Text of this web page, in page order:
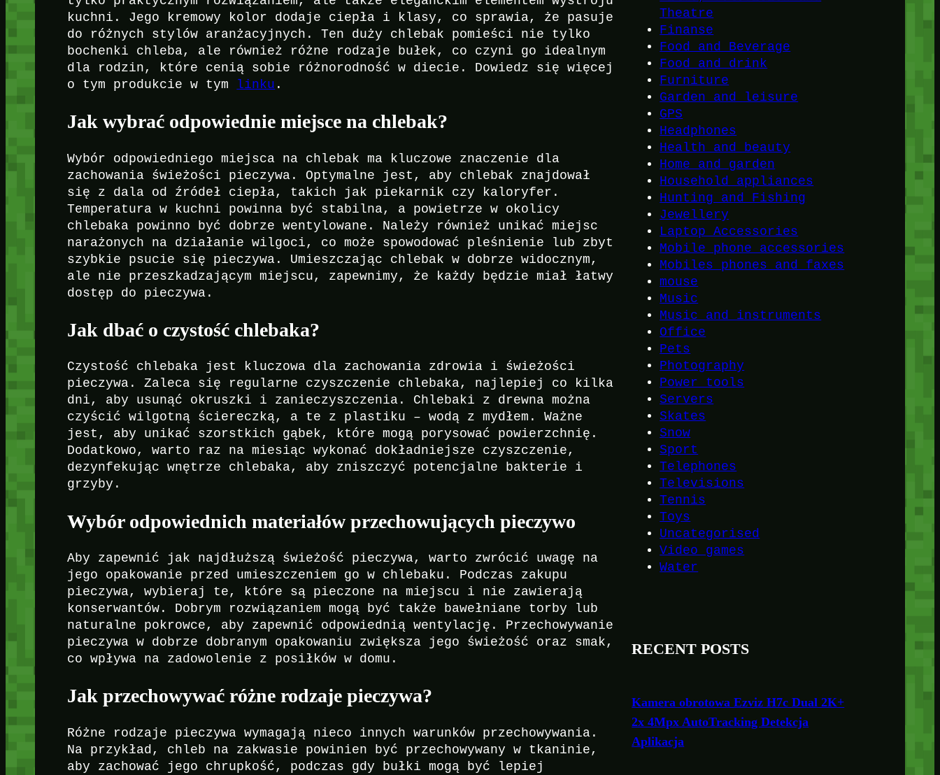
kuchni. Jego kremowy kolor dodaje ciepła i klasy, co sprawia, że pasuje
do różnych stylów aranżacyjnych. Ten duży chlebak pomieści nie tylko
bochenki chleba, ale również różne rodzaje bułek, co czyni go idealnym
dla rodzin, które cenią sobie różnorodność w diecie. Dowiedz się więcej
o tym produkcie w tym linku .
Jak wybrać odpowiednie miejsce na chlebak?
Wybór odpowiedniego miejsca na chlebak ma kluczowe znaczenie dla
zachowania świeżości pieczywa. Optymalne jest, aby chlebak znajdował
się z dala od źródeł ciepła, takich jak piekarnik czy kaloryfer.
Temperatura w kuchni powinna być stabilna, a powietrze w okolicy
chlebaka powinno być dobrze wentylowane. Należy również unikać miejsc
narażonych na działanie wilgoci, co może spowodować pleśnienie lub zbyt
szybkie psucie się pieczywa. Umieszczając chlebak w dobrze widocznym,
ale nie przeszkadzającym miejscu, zapewnimy, że każdy będzie miał łatwy
dostęp do pieczywa.
Jak dbać o czystość chlebaka?
Czystość chlebaka jest kluczowa dla zachowania zdrowia i świeżości
pieczywa. Zaleca się regularne czyszczenie chlebaka, najlepiej co kilka
dni, aby usunąć okruszki i zanieczyszczenia. Chlebaki z drewna można
czyścić wilgotną ściereczką, a te z plastiku – wodą z mydłem. Ważne
jest, aby unikać szorstkich gąbek, które mogą porysować powierzchnię.
Dodatkowo, warto raz na miesiąc wykonać dokładniejsze czyszczenie,
dezynfekując wnętrze chlebaka, aby zniszczyć potencjalne bakterie i
grzyby.
Wybór odpowiednich materiałów przechowujących pieczywo
Aby zapewnić jak najdłuższą świeżość pieczywa, warto zwrócić uwagę na
jego opakowanie przed umieszczeniem go w chlebaku. Podczas zakupu
pieczywa, wybieraj te, które są pieczone na miejscu i nie zawierają
konserwantów. Dobrym rozwiązaniem mogą być także bawełniane torby lub
naturalne pokrowce, aby zapewnić odpowiednią wentylację. Przechowywanie
pieczywa w dobrze dobranym opakowaniu zwiększa jego świeżość oraz smak,
co wpływa na zadowolenie z posiłków w domu.
Jak przechowywać różne rodzaje pieczywa?
Różne rodzaje pieczywa wymagają nieco innych warunków przechowywania.
Na przykład, chleb na zakwasie powinien być przechowywany w tkaninie,
aby zachować jego chrupkość, podczas gdy bułki mogą być lepiej
Theatre
Finanse
Food and Beverage
Food and drink
Furniture
Garden and leisure
GPS
Headphones
Health and beauty
Home and garden
Household appliances
Hunting and Fishing
Jewellery
Laptop Accessories
Mobile phone accessories
Mobiles phones and faxes
mouse
Music
Music and instruments
Office
Pets
Photography
Power tools
Servers
Skates
Snow
Sport
Telephones
Televisions
Tennis
Toys
Uncategorised
Video games
Water
RECENT POSTS
Kamera obrotowa Ezviz H7c Dual 2K+
2x 4Mpx AutoTracking Detekcja
Aplikacja